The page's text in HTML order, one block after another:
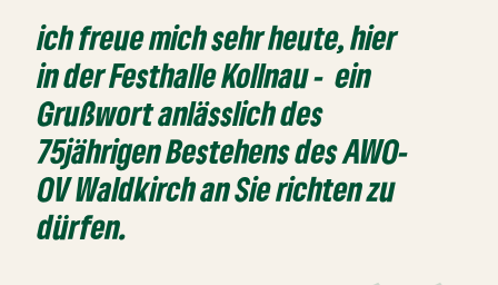
ich freue mich sehr heute, hier
in der Festhalle Kollnau - ein
Grußwort anlässlich des
75jährigen Bestehens des AWO-
OV Waldkirch an Sie richten zu
dürfen.